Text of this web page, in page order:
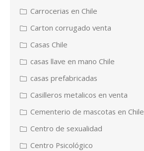
Carrocerias en Chile
Carton corrugado venta
Casas Chile
casas llave en mano Chile
casas prefabricadas
Casilleros metalicos en venta
Cementerio de mascotas en Chile
Centro de sexualidad
Centro Psicológico